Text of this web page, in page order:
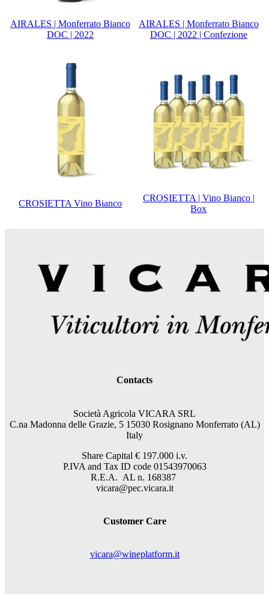
AIRALES | Monferrato Bianco
DOC | 2022
AIRALES | Monferrato Bianco
DOC | 2022 | Confezione
CROSIETTA Vino Bianco
CROSIETTA | Vino Bianco |
Box
Contacts
Società Agricola VICARA SRL
C.na Madonna delle Grazie, 5 15030 Rosignano Monferrato (AL)
Italy
Share Capital € 197.000 i.v.
P.IVA and Tax ID code 01543970063
R.E.A. AL n. 168387
vicara@pec.vicara.it
Customer Care
vicara@wineplatform.it